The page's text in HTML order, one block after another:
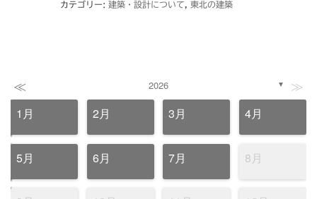
カテゴリー: 建築・設計について 東北の建築
≪ 2026 ▼ ≫
1月 2月 3月 4月
5月 6月 7月 8月